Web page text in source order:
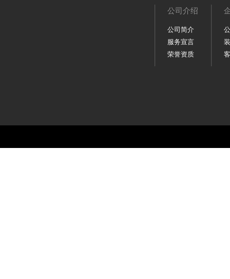
公司介绍
公司简介
服务宣言
荣誉资质